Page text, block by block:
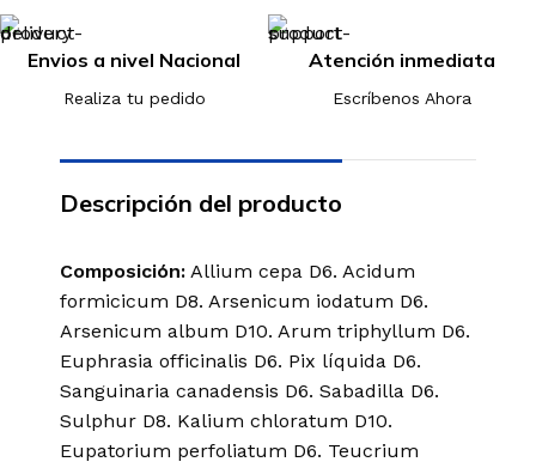
Envios a nivel Nacional
Realiza tu pedido
Atención inmediata
Escríbenos Ahora
Descripción del producto
Composición: Allium cepa D6. Acidum
formicicum D8. Arsenicum iodatum D6.
Arsenicum album D10. Arum triphyllum D6.
Euphrasia officinalis D6. Pix líquida D6.
Sanguinaria canadensis D6. Sabadilla D6.
Sulphur D8. Kalium chloratum D10.
Eupatorium perfoliatum D6. Teucrium